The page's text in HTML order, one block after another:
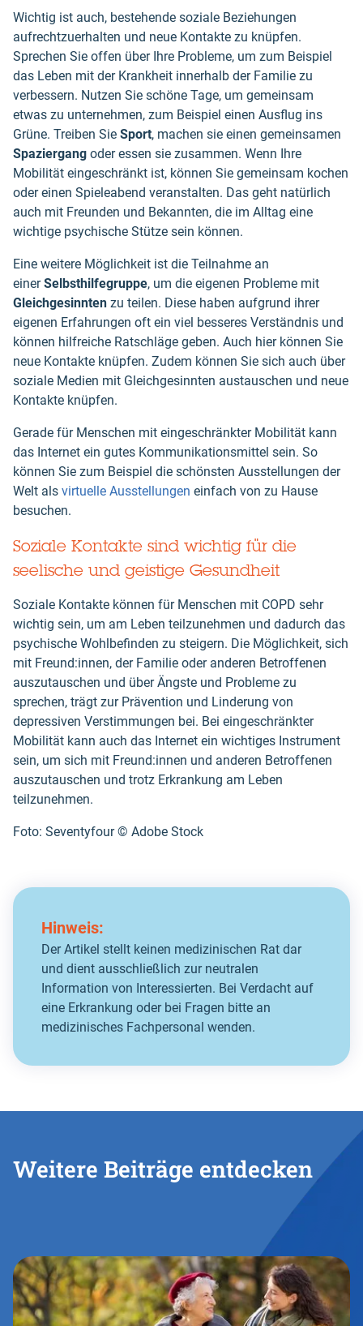
Wichtig ist auch, bestehende soziale Beziehungen
aufrechtzuerhalten und neue Kontakte zu knüpfen.
Sprechen Sie offen über Ihre Probleme, um zum Beispiel
das Leben mit der Krankheit innerhalb der Familie zu
verbessern. Nutzen Sie schöne Tage, um gemeinsam
etwas zu unternehmen, zum Beispiel einen Ausflug ins
Grüne. Treiben Sie Sport, machen sie einen gemeinsamen
Spaziergang oder essen sie zusammen. Wenn Ihre
Mobilität eingeschränkt ist, können Sie gemeinsam kochen
oder einen Spieleabend veranstalten. Das geht natürlich
auch mit Freunden und Bekannten, die im Alltag eine
wichtige psychische Stütze sein können.
Eine weitere Möglichkeit ist die Teilnahme an
einerSelbsthilfegruppe, um die eigenen Probleme mit
Gleichgesinnten zu teilen. Diese haben aufgrund ihrer
eigenen Erfahrungen oft ein viel besseres Verständnis und
können hilfreiche Ratschläge geben. Auch hier können Sie
neue Kontakte knüpfen. Zudem können Sie sich auch über
soziale Medien mit Gleichgesinnten austauschen und neue
Kontakte knüpfen.
Gerade für Menschen mit eingeschränkter Mobilität kann
das Internet ein gutes Kommunikationsmittel sein. So
können Sie zum Beispiel die schönsten Ausstellungen der
Welt als virtuelle Ausstellungen einfach von zu Hause
besuchen.
Soziale Kontakte sind wichtig für die
seelische und geistige Gesundheit
Soziale Kontakte können für Menschen mit COPD sehr
wichtig sein, um am Leben teilzunehmen und dadurch das
psychische Wohlbefinden zu steigern. Die Möglichkeit, sich
mit Freund:innen, der Familie oder anderen Betroffenen
auszutauschen und über Ängste und Probleme zu
sprechen, trägt zur Prävention und Linderung von
depressiven Verstimmungen bei. Bei eingeschränkter
Mobilität kann auch das Internet ein wichtiges Instrument
sein, um sich mit Freund:innen und anderen Betroffenen
auszutauschen und trotz Erkrankung am Leben
teilzunehmen.
Foto: Seventyfour ©️ Adobe Stock
Hinweis:
Der Artikel stellt keinen medizinischen Rat dar
und dient ausschließlich zur neutralen
Information von Interessierten. Bei Verdacht auf
eine Erkrankung oder bei Fragen bitte an
medizinisches Fachpersonal wenden.
Weitere Beiträge entdecken